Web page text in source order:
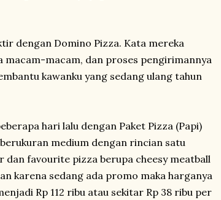
dengan Domino Pizza. Kata mereka
macam, dan proses pengirimannya
kawanku yang sedang ulang tahun
hari lalu dengan Paket Pizza (Papi)
medium dengan rincian satu
favourite pizza berupa cheesy meatball
karena sedang ada promo maka harganya
Rp 112 ribu atau sekitar Rp 38 ribu per